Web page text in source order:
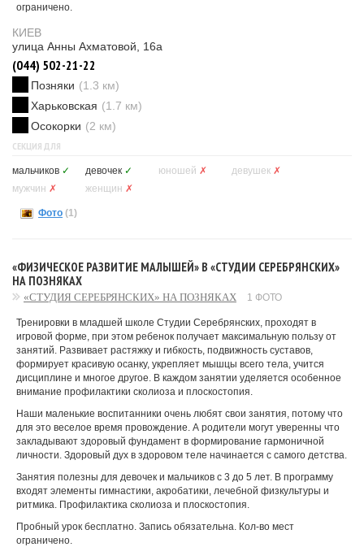
ограничено.
КИЕВ
улица Анны Ахматовой, 16а
(044) 502-21-22
Позняки (1.3 км)
Харьковская (1.7 км)
Осокорки (2 км)
СЕКЦИЯ ДЛЯ
мальчиков ✓ девочек ✓ юношей ✗ девушек ✗
мужчин ✗ женщин ✗
Фото (1)
«ФИЗИЧЕСКОЕ РАЗВИТИЕ МАЛЫШЕЙ» В «СТУДИИ СЕРЕБРЯНСКИХ»
НА ПОЗНЯКАХ
«СТУДИЯ СЕРЕБРЯНСКИХ» НА ПОЗНЯКАХ 1 ФОТО
Тренировки в младшей школе Студии Серебрянских, проходят в
игровой форме, при этом ребенок получает максимальную пользу от
занятий. Развивает растяжку и гибкость, подвижность суставов,
формирует красивую осанку, укрепляет мышцы всего тела, учится
дисциплине и многое другое. В каждом занятии уделяется особенное
внимание профилактики сколиоза и плоскостопия.
Наши маленькие воспитанники очень любят свои занятия, потому что
для это веселое время провождение. А родители могут уверенны что
закладывают здоровый фундамент в формирование гармоничной
личности. Здоровый дух в здоровом теле начинается с самого детства.
Занятия полезны для девочек и мальчиков с 3 до 5 лет. В программу
входят элементы гимнастики, акробатики, лечебной физкультуры и
ритмика. Профилактика сколиоза и плоскостопия.
Пробный урок бесплатно. Запись обязательна. Кол-во мест
ограничено.